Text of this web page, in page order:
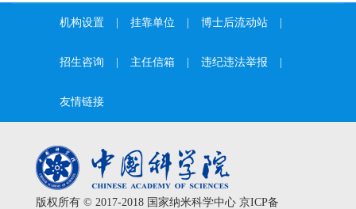
机构设置 挂靠单位 博士后流动站
招生咨询 主任信箱 违纪违法举报
友情链接
版权所有 © 2017-2018 国家纳米科学中心 京ICP备